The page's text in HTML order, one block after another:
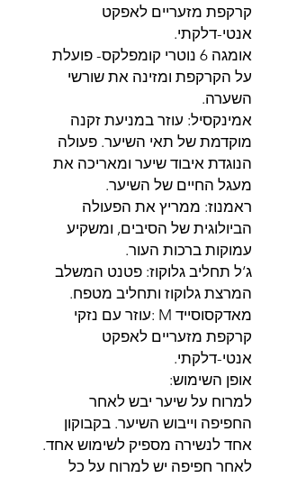
קרקפת מזעריים לאפקט
אנטי-דלקתי.
אומגה 6 נוטרי קומפלקס- פועלת
על הקרקפת ומזינה את שורשי
השערה.
אמינקסיל: עוזר במניעת זקנה
מוקדמת של תאי השיער. פעולה
הנוגדת איבוד שיער ומאריכה את
מעגל החיים של השיער.
ראמנוז: ממריץ את הפעולה
הביולוגית של הסיבים, ומשקיע
עמוקות ברכות העור.
ג‘ל תחליב גלוקוז: פטנט המשלב
המרצת גלוקוז ותחליב מטפח.
מאדקסוסייד M :עוזר עם נזקי
קרקפת מזעריים לאפקט
אנטי-דלקתי.
אופן השימוש:
למרוח על שיער יבש לאחר
החפיפה וייבוש השיער. בקבוקון
אחד לנשירה מספיק לשימוש אחד.
לאחר חפיפה יש למרוח על כל